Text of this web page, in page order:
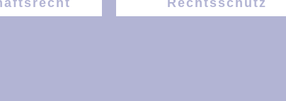
Rechtsschutz